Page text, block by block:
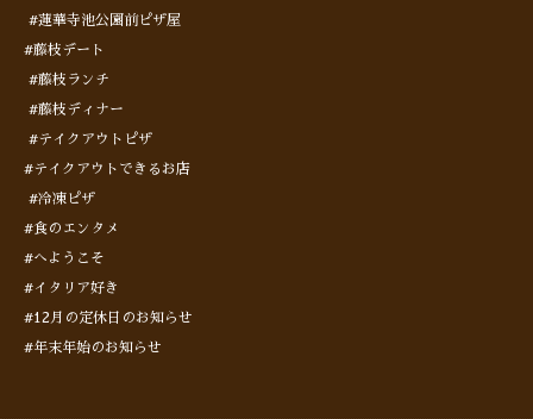
#蓮華寺池公園前ピザ屋
#藤枝デート
#藤枝ランチ
#藤枝ディナー
#テイクアウトピザ
#テイクアウトできるお店
#冷凍ピザ
#食のエンタメ
#へようこそ
#イタリア好き
#12月の定休日のお知らせ
#年末年始のお知らせ